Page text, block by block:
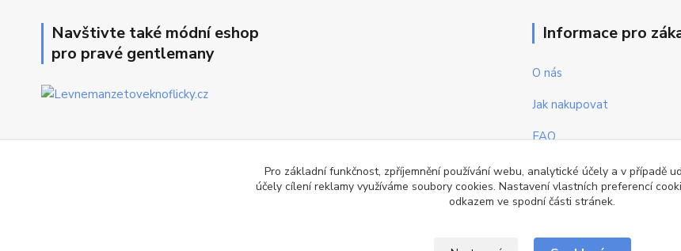
Navštivte také módní eshop
pro pravé gentlemany
Informace pro
O nás
Jak nakupovat
FAQ
Obchodní podmínky
Kontakty
Pro základní funkčnost, zpříjemnění používání webu, analytické účely a v případě
účely cílení reklamy využíváme soubory cookies. Nastavení vlastních preferencí
odkazem ve spodní části stránek.